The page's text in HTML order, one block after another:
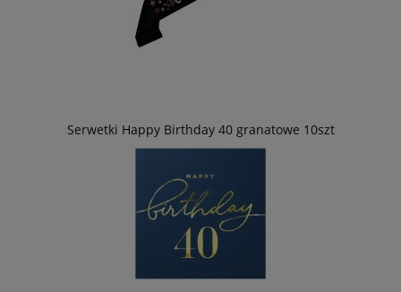
Serwetki Happy Birthday 40 granatowe 10szt